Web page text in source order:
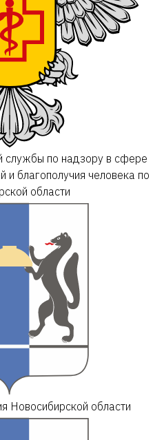
службы по надзору в сфере
и благополучия человека по
области
Новосибирской области